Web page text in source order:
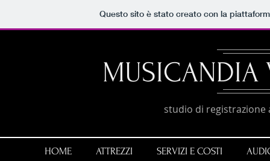
Questo sito è stato creato con la
MUSICANDIA
studio di registrazione
HOME ATTREZZI SERVIZI E COSTI